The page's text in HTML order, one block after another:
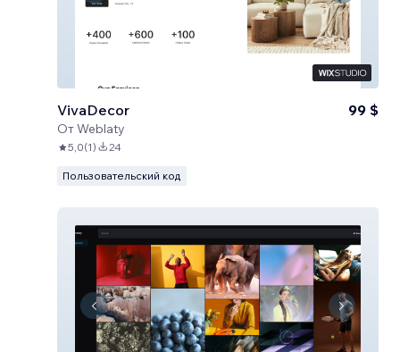
VivaDecor
ОтWeblaty
99 $
5,0(1) 24
Пользовательский код